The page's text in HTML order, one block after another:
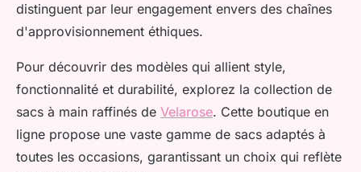
distinguent par leur engagement envers des chaînes
d'approvisionnement éthiques.
Pour découvrir des modèles qui allient style,
fonctionnalité et durabilité, explorez la collection de
sacs à main raffinés de Velarose. Cette boutique en
ligne propose une vaste gamme de sacs adaptés à
toutes les occasions, garantissant un choix qui reflète